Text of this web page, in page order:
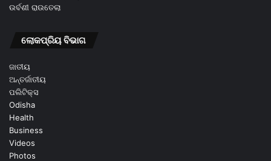
ଉର୍ବଶୀ ରାଉତେଲା
ଲୋକପ୍ରିୟ ବିଭାଗ
ଜାତୀୟ
ଅନ୍ତର୍ଜାତୀୟ
ପଲିଟିକ୍ସ
Odisha
Health
Business
Videos
Photos